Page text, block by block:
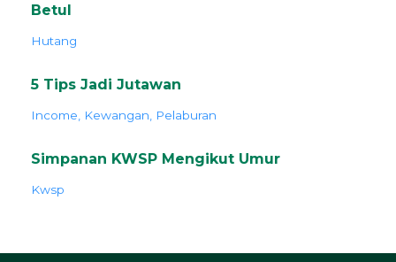
Betul
Hutang
5 Tips Jadi Jutawan
Income Kewangan Pelaburan
Simpanan KWSP Mengikut Umur
Kwsp